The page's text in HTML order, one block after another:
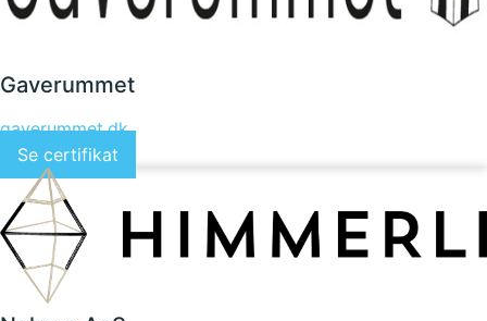
Gaverummet
gaverummet.dk
Se certifikat